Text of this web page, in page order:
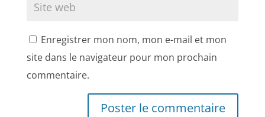
Enregistrer mon nom, mon e-mail et mon
site dans le navigateur pour mon prochain
commentaire.